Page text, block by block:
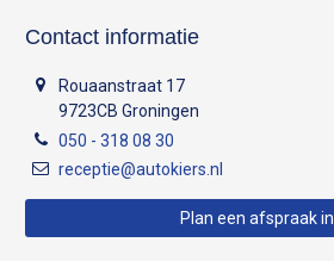
Contact informatie
Rouaanstraat 17
9723CB Groningen
050 - 318 08 30
receptie@autokiers.nl
Plan een afspraak in